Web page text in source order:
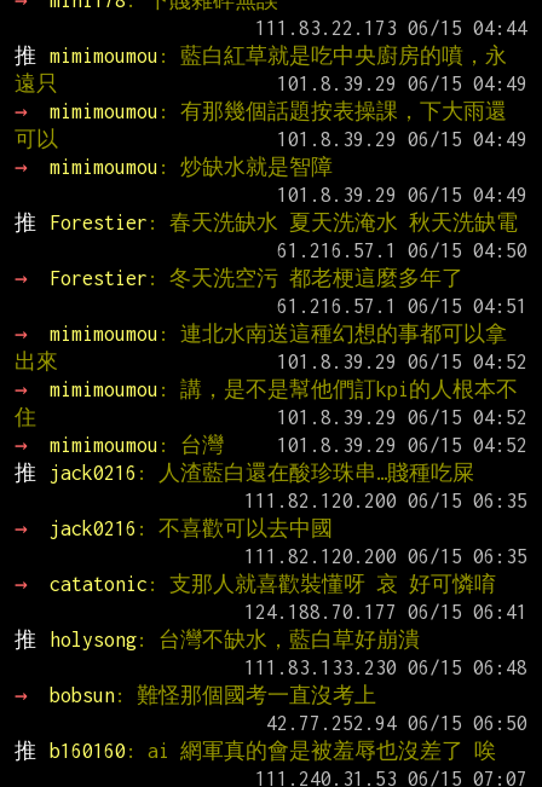
推
mimimoumou : 藍白紅草就是吃中央廚房的噴，永
遠只
→
mimimoumou : 有那幾個話題按表操課，下大雨還
可以
→
mimimoumou : 炒缺水就是智障
推
Forestier : 春天洗缺水 夏天洗淹水 秋天洗缺電
→
Forestier : 冬天洗空污 都老梗這麼多年了
→
mimimoumou : 連北水南送這種幻想的事都可以拿
出來
→
mimimoumou : 講，是不是幫他們訂kpi的人根本不
住
→
mimimoumou : 台灣
推
jack0216 : 人渣藍白還在酸珍珠串…賤種吃屎
→
jack0216 : 不喜歡可以去中國
→
catatonic : 支那人就喜歡裝懂呀 哀 好可憐唷
推
holysong: 台灣不缺水，藍白草好崩潰
→
bobsun: 難怪那個國考一直沒考上
推
b160160 : ai 網軍真的會是被羞辱也沒差了 唉